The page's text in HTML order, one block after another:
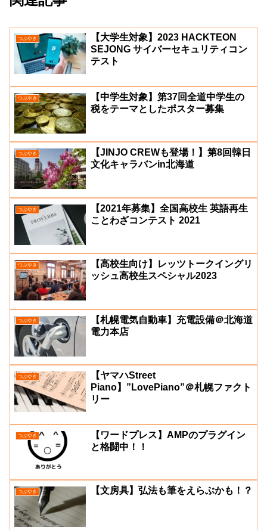
つぶやき
【大学生対象】2023 HACKTEON
SEJONG サイバーセキュリティコン
テスト
つぶやき
【中学生対象】第37回全道中学生の
税をテーマとしたポスター募集
つぶやき
【JINJO CREWも登場！】第8回韓日
文化キャラバンin北海道
つぶやき
【2021年募集】全国高校生 英語再生
ことわざコンテスト 2021
つぶやき
【高校生向け】レッツトークイングリ
ッシュ高校生スペシャル2023
つぶやき
【札幌電気自動車】充電設備＠北海道
電力本店
つぶやき
【ヤマハStreet
Piano】”LovePiano”＠札幌ファクト
リー
つぶやき
【ワードプレス】AMPのプラグイン
と格闘中！！
つぶやき 【文房具】弘法も筆をえらぶかも！？